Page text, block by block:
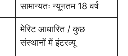
सामान्यतः न्यूनतम 18 वर्ष
मेरिट आधारित / कुछ
संस्थानों में इंटरव्यू